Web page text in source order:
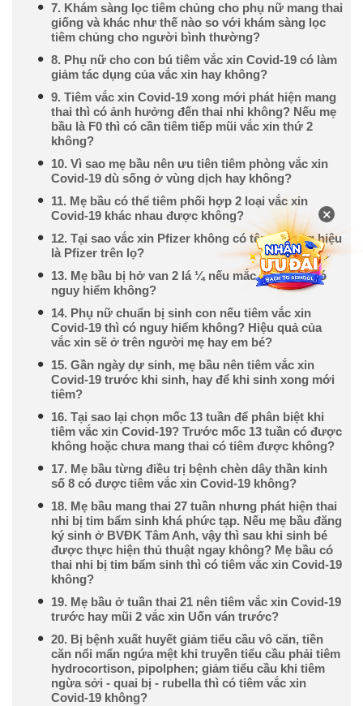
7. Khám sàng lọc tiêm chủng cho phụ nữ mang thai
giống và khác như thế nào so với khám sàng lọc
tiêm chủng cho người bình thường?
8. Phụ nữ cho con bú tiêm vắc xin Covid-19 có làm
giảm tác dụng của vắc xin hay không?
9. Tiêm vắc xin Covid-19 xong mới phát hiện mang
thai thì có ảnh hưởng đến thai nhi không? Nếu mẹ
bầu là F0 thì có cần tiêm tiếp mũi vắc xin thứ 2
không?
10. Vì sao mẹ bầu nên ưu tiên tiêm phòng vắc xin
Covid-19 dù sống ở vùng dịch hay không?
11. Mẹ bầu có thể tiêm phối hợp 2 loại vắc xin
Covid-19 khác nhau được không?
12. Tại sao vắc xin Pfizer không có tên thương hiệu
là Pfizer trên lọ?
13. Mẹ bầu bị hở van 2 lá ¼ nếu mắc Covid-19 có
nguy hiểm không?
14. Phụ nữ chuẩn bị sinh con nếu tiêm vắc xin
Covid-19 thì có nguy hiểm không? Hiệu quả của
vắc xin sẽ ở trên người mẹ hay em bé?
15. Gần ngày dự sinh, mẹ bầu nên tiêm vắc xin
Covid-19 trước khi sinh, hay để khi sinh xong mới
tiêm?
16. Tại sao lại chọn mốc 13 tuần để phân biệt khi
tiêm vắc xin Covid-19? Trước mốc 13 tuần có được
không hoặc chưa mang thai có tiêm được không?
17. Mẹ bầu từng điều trị bệnh chèn dây thần kinh
số 8 có được tiêm vắc xin Covid-19 không?
18. Mẹ bầu mang thai 27 tuần nhưng phát hiện thai
nhi bị tim bẩm sinh khá phức tạp. Nếu mẹ bầu đăng
ký sinh ở BVĐK Tâm Anh, vậy thì sau khi sinh bé
được thực hiện thủ thuật ngay không? Mẹ bầu có
thai nhi bị tim bẩm sinh thì có tiêm vắc xin Covid-19
không?
19. Mẹ bầu ở tuần thai 21 nên tiêm vắc xin Covid-19
trước hay mũi 2 vắc xin Uốn ván trước?
20. Bị bệnh xuất huyết giảm tiểu cầu vô căn, tiền
căn nổi mẩn ngứa mệt khi truyền tiểu cầu phải tiêm
hydrocortison, pipolphen; giảm tiểu cầu khi tiêm
ngừa sởi - quai bị - rubella thì có tiêm vắc xin
Covid-19 không?
×